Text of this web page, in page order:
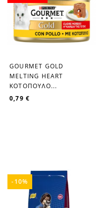
favorite_border
GOURMET GOLD
MELTIΝG HEART
ΚΟΤΟΠΟΥΛΟ...
0,79 €
-10%